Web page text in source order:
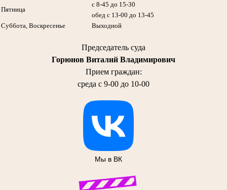
Пятница
с 8-45 до 15-30
обед с 13-00 до 13-45
Суббота, Воскресенье
Выходной
Председатель суда
Горюнов Виталий Владимирович
Прием граждан:
среда с 9-00 до 10-00
Мы в ВК